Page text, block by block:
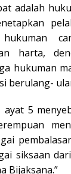
adalah
harta,
hukuman
berulang-
5
siksaan
Bijaksana.”